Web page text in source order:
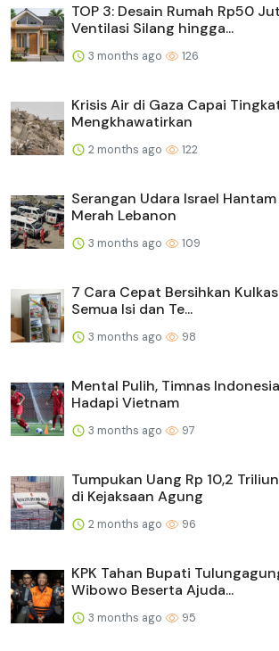
TOP 3: Desain Rumah Rp50
Ventilasi Silang hingga...
3 months ago 126
Krisis Air di Gaza Capai
Mengkhawatirkan
2 months ago 122
Serangan Udara Israel
Merah Lebanon
3 months ago 109
7 Cara Cepat Bersihkan
Semua Isi dan Te...
3 months ago 98
Mental Pulih, Timnas
Hadapi Vietnam
3 months ago 97
Tumpukan Uang Rp 10,2
di Kejaksaan Agung
2 months ago 96
KPK Tahan Bupati
Wibowo Beserta Ajuda...
3 months ago 95